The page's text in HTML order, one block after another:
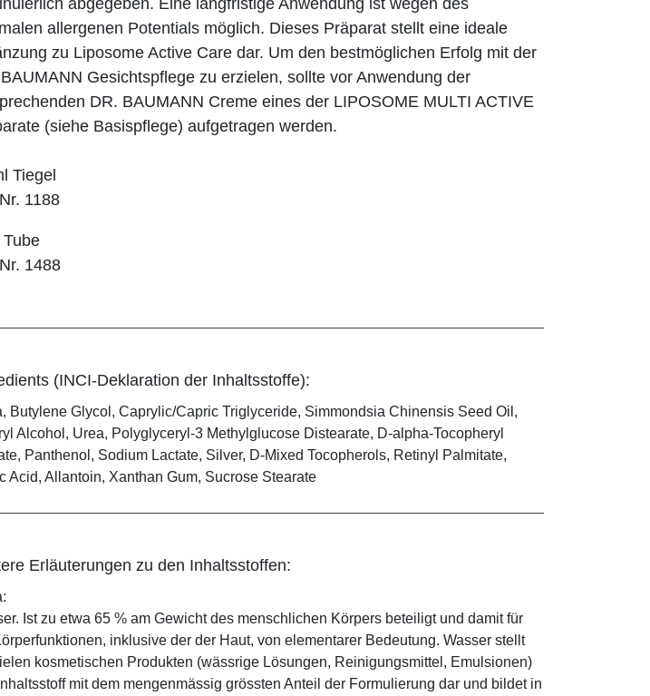
allergenen Potentials möglich. Dieses Präparat stellt eine ideale
zu Liposome Active Care dar. Um den bestmöglichen Erfolg mit der
Gesichtspflege zu erzielen, sollte vor Anwendung der
DR. BAUMANN Creme eines der LIPOSOME MULTI ACTIVE
(siehe Basispflege) aufgetragen werden.
Tiegel
1188
Tube
1488
(INCI-Deklaration der Inhaltsstoffe):
Butylene Glycol, Caprylic/Capric Triglyceride, Simmondsia Chinensis Seed Oil,
Alcohol, Urea, Polyglyceryl-3 Methylglucose Distearate, D-alpha-Tocopheryl
Panthenol, Sodium Lactate, Silver, D-Mixed Tocopherols, Retinyl Palmitate,
Acid, Allantoin, Xanthan Gum, Sucrose Stearate
Erläuterungen zu den Inhaltsstoffen:
Ist zu etwa 65 % am Gewicht des menschlichen Körpers beteiligt und damit für
inklusive der der Haut, von elementarer Bedeutung. Wasser stellt
kosmetischen Produkten (wässrige Lösungen, Reinigungsmittel, Emulsionen)
mit dem mengenmässig grössten Anteil der Formulierung dar und bildet in